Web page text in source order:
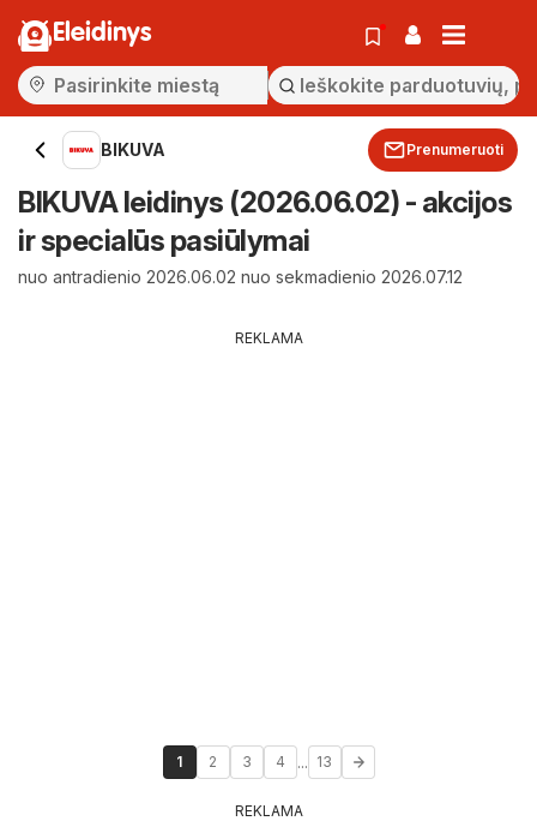
Eleidinys
BIKUVA Prenumeruoti
BIKUVA leidinys (2026.06.02) - akcijos
ir specialūs pasiūlymai
nuo antradienio 2026.06.02 nuo sekmadienio 2026.07.12
REKLAMA
1 2 3 4 ... 13
REKLAMA